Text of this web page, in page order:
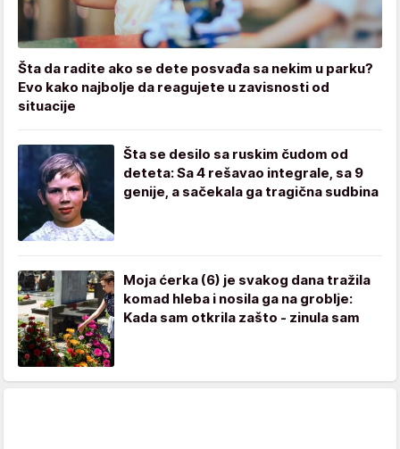
Šta da radite ako se dete posvađa sa nekim u parku?
Evo kako najbolje da reagujete u zavisnosti od
situacije
Šta se desilo sa ruskim čudom od
deteta: Sa 4 rešavao integrale, sa 9
genije, a sačekala ga tragična sudbina
Moja ćerka (6) je svakog dana tražila
komad hleba i nosila ga na groblje:
Kada sam otkrila zašto - zinula sam